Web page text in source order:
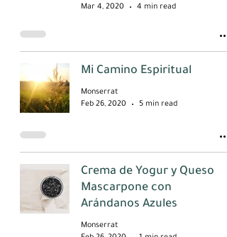
Mar 4, 2020
4 min read
Mi Camino Espiritual
Monserrat
Feb 26, 2020
5 min read
Crema de Yogur y Queso
Mascarpone con
Arándanos Azules
Monserrat